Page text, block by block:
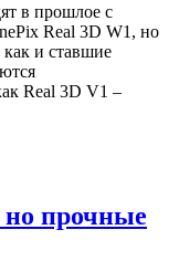
в прошлое с
Real 3D W1, но
и ставшие
Real 3D V1 –
но прочные